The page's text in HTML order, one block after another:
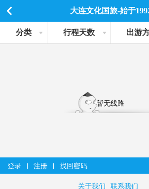
大连文化国旅-始于
分类 行程天数 出游
暂无线路
登录 注册 找回密码
关于我们 联系我们